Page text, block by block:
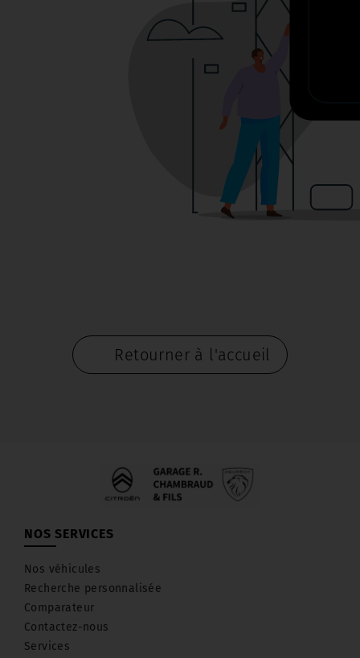
Retourner à l'accueil
NOS SERVICES
Nos véhicules
Recherche personnalisée
Comparateur
Contactez-nous
Services